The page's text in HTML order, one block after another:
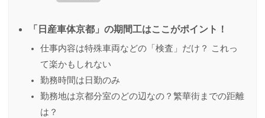
「日産車体京都」の期間工はここがポイント！
仕事内容は特殊車両などの「検査」だけ？ これっ
て楽かもしれない
勤務時間は日勤のみ
勤務地は京都分室のどの辺なの？繁華街までの距離
は？